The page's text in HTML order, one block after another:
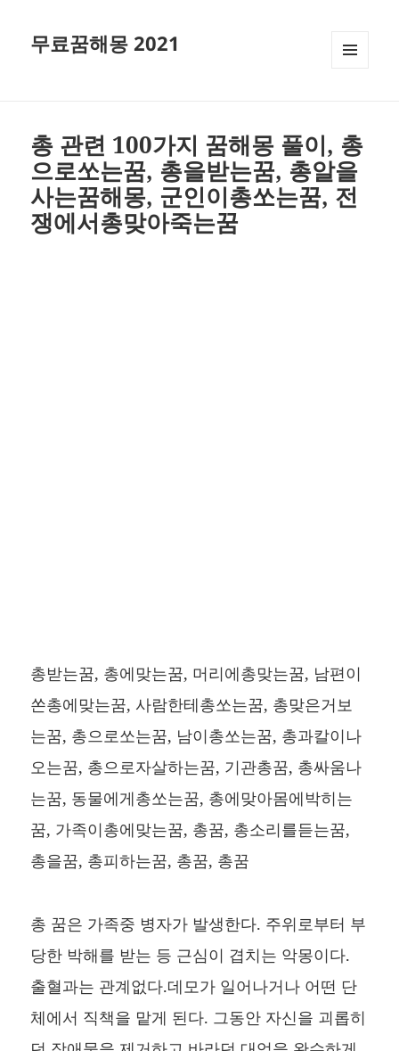
무료꿈해몽 2021
총 관련 100가지 꿈해몽 풀이, 총
으로쏘는꿈, 총을받는꿈, 총알을
사는꿈해몽, 군인이총쏘는꿈, 전
쟁에서총맞아죽는꿈
총받는꿈, 총에맞는꿈, 머리에총맞는꿈, 남편이
쏜총에맞는꿈, 사람한테총쏘는꿈, 총맞은거보
는꿈, 총으로쏘는꿈, 남이총쏘는꿈, 총과칼이나
오는꿈, 총으로자살하는꿈, 기관총꿈, 총싸움나
는꿈, 동물에게총쏘는꿈, 총에맞아몸에박히는
꿈, 가족이총에맞는꿈, 총꿈, 총소리를듣는꿈,
총을꿈, 총피하는꿈, 총꿈, 총꿈
총 꿈은 가족중 병자가 발생한다. 주위로부터 부
당한 박해를 받는 등 근심이 겹치는 악몽이다.
출혈과는 관계없다.데모가 일어나거나 어떤 단
체에서 직책을 맡게 된다. 그동안 자신을 괴롭히